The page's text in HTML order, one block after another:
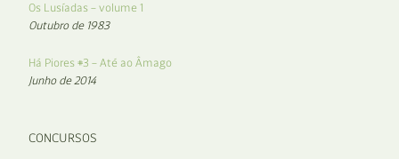
Os Lusíadas – volume 1
Outubro de 1983
Há Piores #3 – Até ao Âmago
Junho de 2014
CONCURSOS